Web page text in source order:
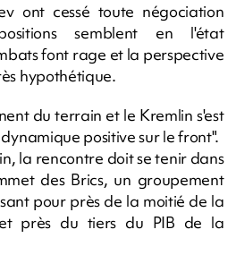
ont cessé toute négociation
semblent en l'état
font rage et la perspective
hypothétique.
du terrain et le Kremlin s'est
positive sur le front".
la rencontre doit se tenir dans
des Brics, un groupement
pour près de la moitié de la
près du tiers du PIB de la